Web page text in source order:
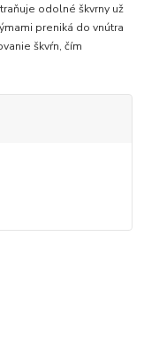
odolné škvrny už
preniká do vnútra
škvŕn, čím